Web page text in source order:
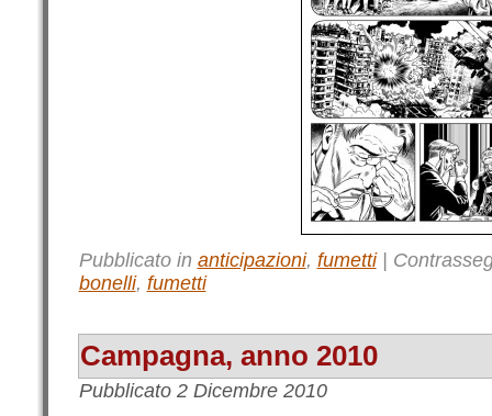
Pubblicato in anticipazioni, fumetti|
bonelli, fumetti
Campagna, anno 2010
Pubblicato 2 Dicembre 2010